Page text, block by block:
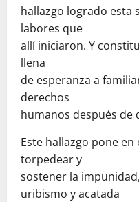
hallazgo logrado esta
labores que
allí iniciaron. Y
llena
de esperanza a
derechos
humanos después de
Este hallazgo pone
torpedear y
sostener la
uribismo y acatada